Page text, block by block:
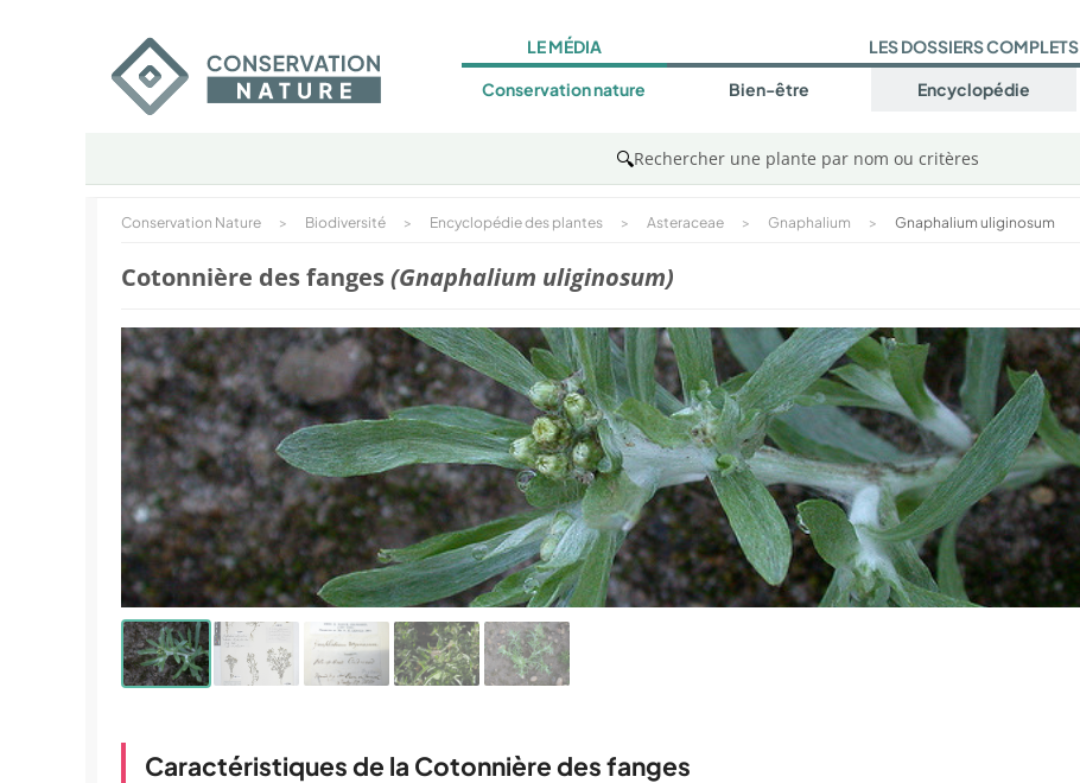
LE MÉDIA
Conservation nature
LES DOSSIERS COMPLETS
Bien-être Encyclopédie
🔍Rechercher une plante par nom ou critères
Conservation Nature > Biodiversité > Encyclopédie des plantes > Asteraceae > Gnaphalium > Gnaphalium uliginosum
Cotonnière des fanges(Gnaphalium uliginosum)
Caractéristiques de la Cotonnière des fanges